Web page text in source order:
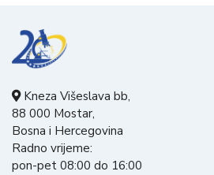
Kneza Višeslava bb,
88 000 Mostar,
Bosna i Hercegovina
Radno vrijeme:
pon-pet 08:00 do 16:00